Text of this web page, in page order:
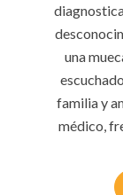
una
familia y
médico,